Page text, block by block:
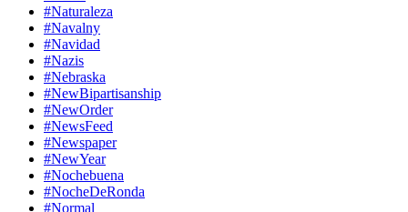
#Naturaleza
#Navalny
#Navidad
#Nazis
#Nebraska
#NewBipartisanship
#NewOrder
#NewsFeed
#Newspaper
#NewYear
#Nochebuena
#NocheDeRonda
#Normal